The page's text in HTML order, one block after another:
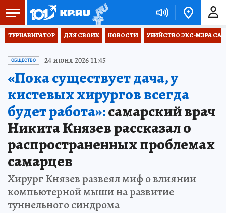
ТУРНАВИГАТОР ДЛЯ СВОИХ НОВОСТИ УБИЙСТВО ЭКС-МЭРА
ОБЩЕСТВО 24 июня 2026 11:45
«Пока существует дача, у
кистевых хирургов всегда
будет работа»:самарский врач
Никита Князев рассказал о
распространенных проблемах
самарцев
Хирург Князев развеял миф о влиянии
компьютерной мыши на развитие
туннельного синдрома